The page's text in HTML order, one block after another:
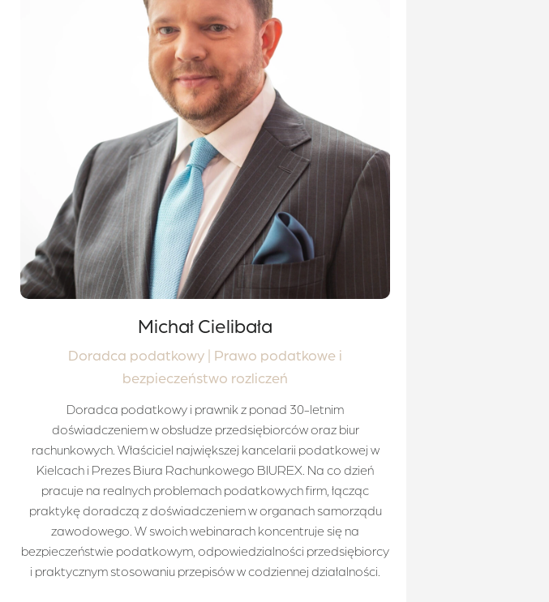
Michał Cielibała
Doradca podatkowy | Prawo podatkowe i
bezpieczeństwo rozliczeń
Doradca podatkowy i prawnik z ponad 30-letnim
doświadczeniem w obsłudze przedsiębiorców oraz biur
rachunkowych. Właściciel największej kancelarii podatkowej w
Kielcach i Prezes Biura Rachunkowego BIUREX. Na co dzień
pracuje na realnych problemach podatkowych firm, łącząc
praktykę doradczą z doświadczeniem w organach samorządu
zawodowego. W swoich webinarach koncentruje się na
bezpieczeństwie podatkowym, odpowiedzialności przedsiębiorcy
i praktycznym stosowaniu przepisów w codziennej działalności.